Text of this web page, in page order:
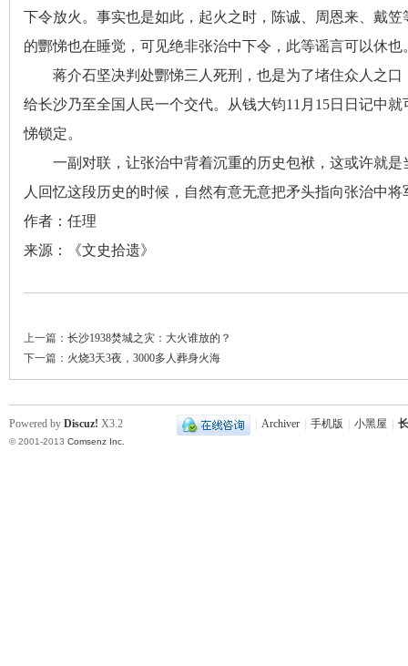
下令放火。事实也是如此 ， 起火之时，陈诚、周恩来、戴
的酆悌也在睡觉，可见绝非张治中下令 ， 此等谣言可以休也
蒋介石坚决判处酆悌三人死刑
， 也是为了堵住众人之口
给长沙乃至全国人民一个交代。从钱大钧11月15日日记中就
悌锁定。
一副对联 ， 让张治中背着沉重的历史包袱，这或许就
人回忆这段历史的时候，自然有意无意把矛头指向张治中将
作者：任理
来源：《文史拾遗》
上一篇： 长沙1938焚城之灾：大火谁放的？
下一篇： 火烧3天3夜，3000多人葬身火海
Archiver 手机版 小黑屋
Powered by Discuz! X3.2
© 2001-2013 Comsenz Inc.